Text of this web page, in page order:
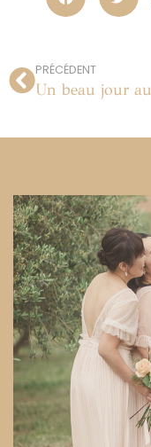
PRÉCÉDENT